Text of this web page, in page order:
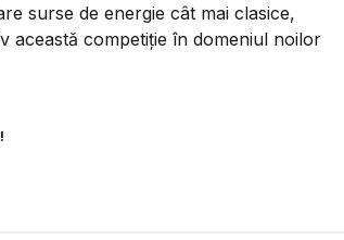
surse de energie cât mai clasice,
această competiție în domeniul noilor